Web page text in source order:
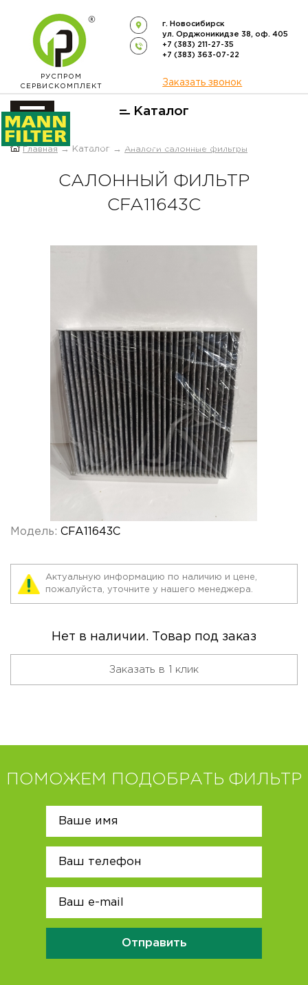
РУСПРОМ
СЕРВИСКОМПЛЕКТ
г. Новосибирск
ул. Орджоникидзе 38, оф. 405
+7 (383) 211-27-35
+7 (383) 363-07-22
Заказать звонок
Каталог
ОФИЦИАЛЬНЫЙ ДИСТРИБЬЮТОР
Главная → Каталог → Аналоги салонные фильтры
САЛОННЫЙ ФИЛЬТР
CFA11643C
Модель: CFA11643C
Актуальную информацию по наличию и цене,
пожалуйста, уточните у нашего менеджера.
Нет в наличии. Товар под заказ
Заказать в 1 клик
ПОМОЖЕМ ПОДОБРАТЬ ФИЛЬТР
Отправить